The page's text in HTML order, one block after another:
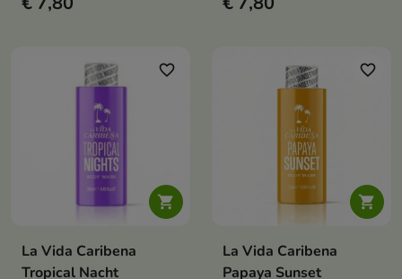

favorite_border
La Vida Caribena
Tropical Nacht

favorite_border
La Vida Caribena
Papaya Sunset